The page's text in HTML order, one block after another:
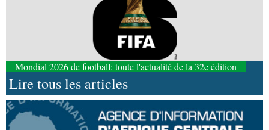
Mondial 2026 de football: toute l'actualité de la 32e édition
Lire tous les articles